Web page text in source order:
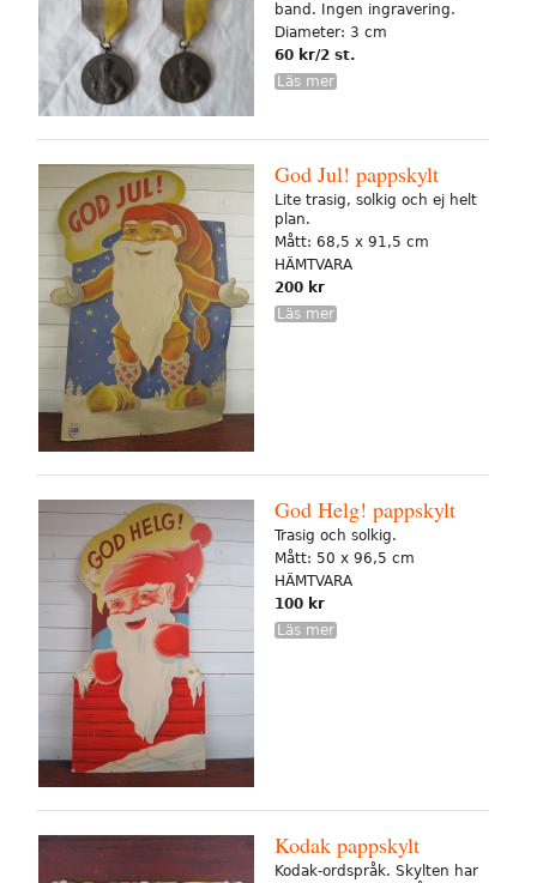
band. Ingen ingravering.
Diameter: 3 cm
60 kr/2 st.
Läs mer
God Jul! pappskylt
Lite trasig, solkig och ej helt
plan.
Mått: 68,5 x 91,5 cm
HÄMTVARA
200 kr
Läs mer
God Helg! pappskylt
Trasig och solkig.
Mått: 50 x 96,5 cm
HÄMTVARA
100 kr
Läs mer
Kodak pappskylt
Kodak-ordspråk. Skylten har